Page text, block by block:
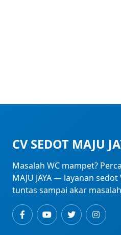
CV SEDOT MAJU
Masalah WC mampet?
MAJU JAYA — layanan
tuntas sampai akar